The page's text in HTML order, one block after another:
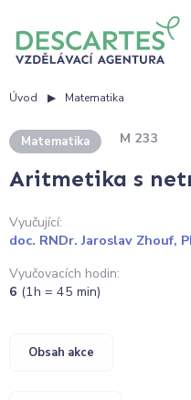
Úvod Matematika
Matematika M 233
Aritmetika s
Vyučující:
doc. RNDr. Jaroslav Zhouf,
Vyučovacích hodin:
6 (1h = 45 min)
Obsah akce